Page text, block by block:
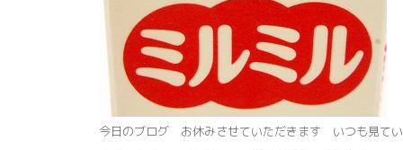
今日のブログ お休みさせていただきます いつも見て